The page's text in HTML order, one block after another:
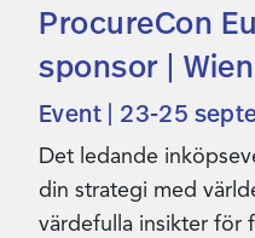
ProcureCon
sponsor |
Event | 23-25
Det ledande
din strategi med
värdefulla insikter för